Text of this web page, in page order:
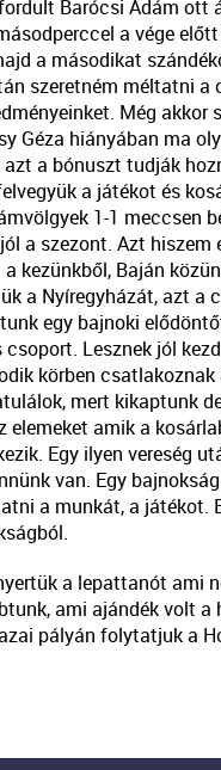
Barócsi Ádám ott
a vége
a másodikat
szeretném méltatni
Még
Géza hiányában ma
a bónuszt tudják
a játékot és
1-1 meccsen
a szezont. Azt
kezünkből, Baján
a Nyíregyházát, azt a
egy bajnoki
Lesznek jól
körben
mert kikaptunk
elemeket amik a
Egy ilyen vereség
van. Egy
a munkát, a játékot.
a lepattanót ami
ami ajándék volt a
pályán folytatjuk a